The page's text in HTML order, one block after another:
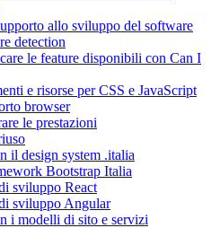
allo sviluppo del software
detection
le feature disponibili con Can I
e risorse per CSS e JavaScript
browser
le prestazioni
il design system .italia
Bootstrap Italia
sviluppo React
sviluppo Angular
i modelli di sito e servizi